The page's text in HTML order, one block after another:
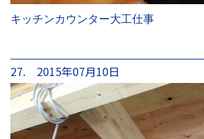
キッチンカウンター大工仕事
27. 2015年07月10日